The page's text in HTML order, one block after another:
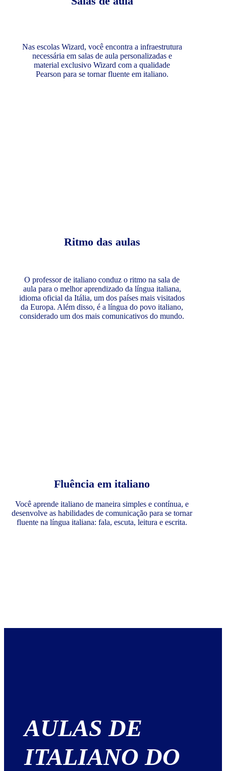
Nas escolas Wizard, você encontra a infraestrutura
necessária em salas de aula personalizadas e
material exclusivo Wizard com a qualidade
Pearson para se tornar fluente em italiano.
Ritmo das aulas
O professor de italiano conduz o ritmo na sala de
aula para o melhor aprendizado da língua italiana,
idioma oficial da Itália, um dos países mais visitados
da Europa. Além disso, é a língua do povo italiano,
considerado um dos mais comunicativos do mundo.
Fluência em italiano
Você aprende italiano de maneira simples e contínua, e
desenvolve as habilidades de comunicação para se tornar
fluente na língua italiana: fala, escuta, leitura e escrita.
AULAS DE
ITALIANO DO